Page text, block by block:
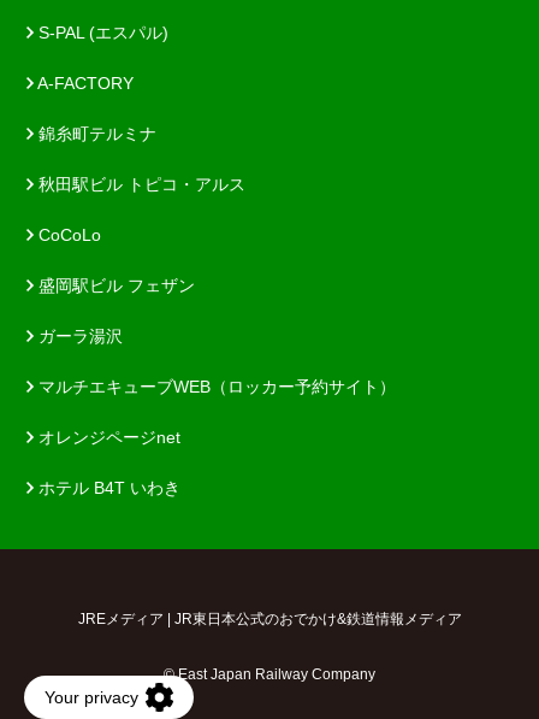
S-PAL (エスパル)
A-FACTORY
錦糸町テルミナ
秋田駅ビル トピコ・アルス
CoCoLo
盛岡駅ビル フェザン
ガーラ湯沢
マルチエキューブWEB（ロッカー予約サイト）
オレンジページnet
ホテル B4T いわき
JREメディア | JR東日本公式のおでかけ&鉄道情報メディア
© East Japan Railway Company